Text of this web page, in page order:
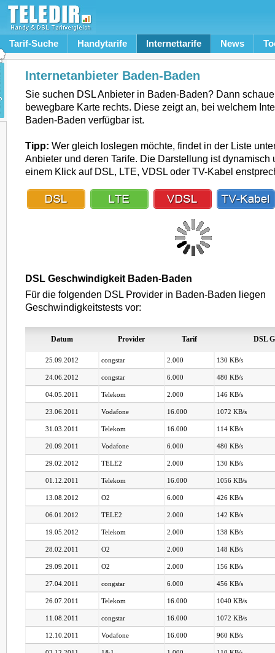
Tarif-Suche Handytarife Internettarife News
Internetanbieter Baden-Baden
Sie suchen DSL Anbieter in Baden-Baden? Dann
bewegbare Karte rechts. Diese zeigt an, bei welchem
Baden-Baden verfügbar ist.
Tipp: Wer gleich loslegen möchte, findet in der Liste
Anbieter und deren Tarife. Die Darstellung ist dynamisch
einem Klick auf DSL, LTE, VDSL oder TV-Kabel
DSL Geschwindigkeit Baden-Baden
Für die folgenden DSL Provider in Baden-Baden liegen
Geschwindigkeitstests vor:
Datum Provider Tarif DSL
25.09.2012 congstar 2.000 130 KB/s
24.06.2012 congstar 6.000 480 KB/s
04.05.2011 Telekom 2.000 146 KB/s
23.06.2011 Vodafone 16.000 1072 KB/s
31.03.2011 Telekom 16.000 114 KB/s
20.09.2011 Vodafone 6.000 480 KB/s
29.02.2012 TELE2 2.000 130 KB/s
01.12.2011 Telekom 16.000 1056 KB/s
13.08.2012 O2 6.000 426 KB/s
06.01.2012 TELE2 2.000 142 KB/s
19.05.2012 Telekom 2.000 138 KB/s
28.02.2011 O2 2.000 148 KB/s
29.09.2011 O2 2.000 156 KB/s
27.04.2011 congstar 6.000 456 KB/s
26.07.2011 Telekom 16.000 1040 KB/s
11.08.2011 congstar 16.000 1072 KB/s
12.10.2011 Vodafone 16.000 960 KB/s